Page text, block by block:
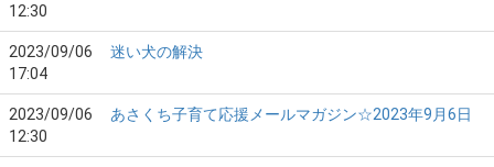
12:30
2023/09/06
17:04
迷い犬の解決
2023/09/06
12:30
あさくち子育て応援メールマガジン☆2023年9月6日